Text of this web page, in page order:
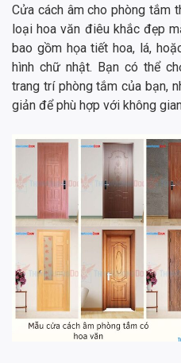
Cửa cách âm cho phòng tắm
loại hoa văn điêu khắc đẹp
bao gồm họa tiết hoa, lá,
hình chữ nhật. Bạn có thể
trang trí phòng tắm của bạn,
giản để phù hợp với không